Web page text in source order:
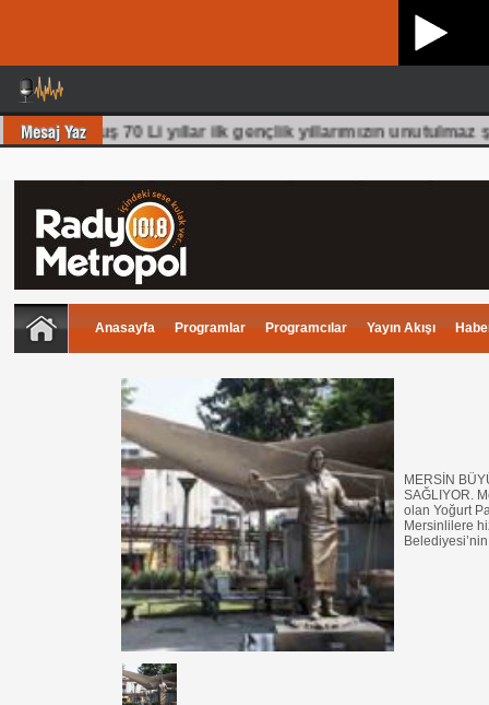
olmuş 70 Li yıllar ilk gençlik yıllarımızın
Anasayfa Programlar Programcılar Yayın Akışı
MERSİN
SAĞLIYOR.
olan Yoğurt
Mersinlilere